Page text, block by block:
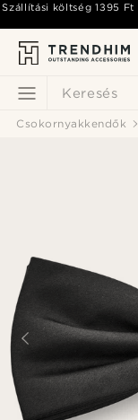
Keresés
Szállítási költség1395 Ft
Csokornyakkendők